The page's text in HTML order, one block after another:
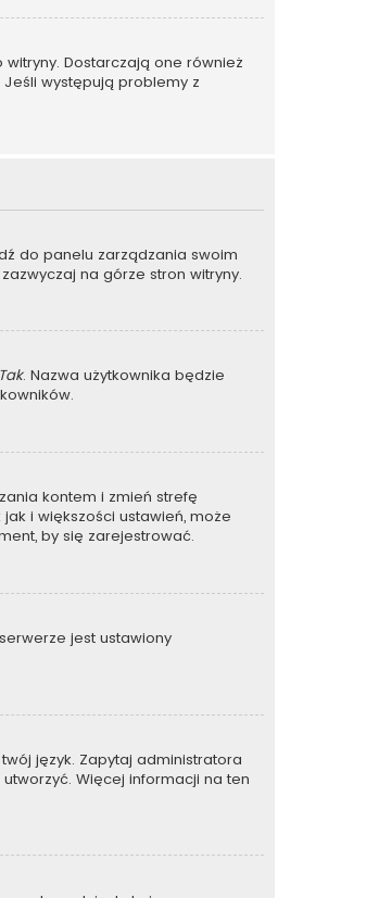
witryny. Dostarczają one również
występują problemy z
do panelu zarządzania swoim
na górze stron witryny.
Tak. Nazwa użytkownika będzie
kontem i zmień strefę
i większości ustawień, może
by się zarejestrować.
jest ustawiony
język. Zapytaj administratora
Więcej informacji na ten